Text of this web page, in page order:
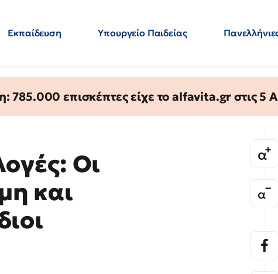
Εκπαίδευση Υπουργείο Παιδείας
785.000 επισκέπτες είχε το alfavita.gr στις 5
Οι
και